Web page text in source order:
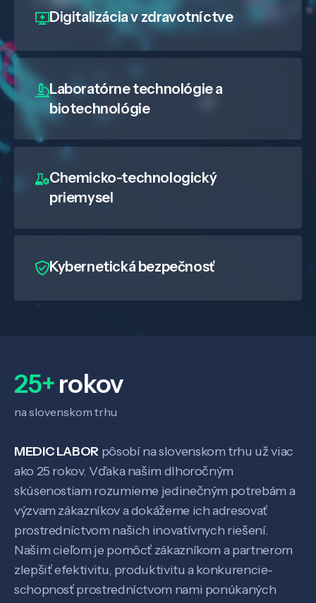
Digitalizáciav zdravotníctve
Laboratórne technológie a
biotechnológie
Chemicko-technologický
priemysel
Kybernetická bezpečnosť
25+rokov
na slovenskom trhu
MEDIC LABOR pôsobí na slovenskom trhu už viac
ako 25 rokov. Vďaka našim dlhoročným
skúsenostiam rozumieme jedinečným potrebám a
výzvam zákazníkov a dokážeme ich adresovať
prostredníctvom našich inovatívnych riešení.
Našim cieľom je pomôcť zákazníkom a partnerom
zlepšiť efektivitu, produktivitu a konkurencie-
schopnosť prostredníctvom nami ponúkaných